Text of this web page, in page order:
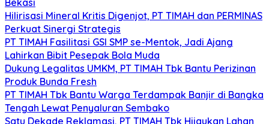
Hilirisasi Mineral Kritis Digenjot, PT TIMAH dan PERMINAS
Perkuat Sinergi Strategis
PT TIMAH Fasilitasi GSI SMP se-Mentok, Jadi Ajang
Lahirkan Bibit Pesepak Bola Muda
Dukung Legalitas UMKM, PT TIMAH Tbk Bantu Perizinan
Produk Bunda Fresh
PT TIMAH Tbk Bantu Warga Terdampak Banjir di Bangka
Tengah Lewat Penyaluran Sembako
Satu Dekade Reklamasi, PT TIMAH Tbk Hijaukan Lahan